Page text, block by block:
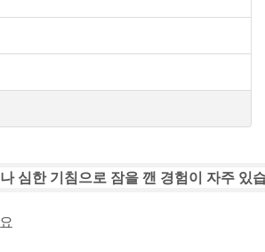
심한 기침으로 잠을 깬 경험이 자주 있